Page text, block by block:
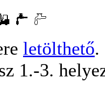
letölthető.
1.-3.